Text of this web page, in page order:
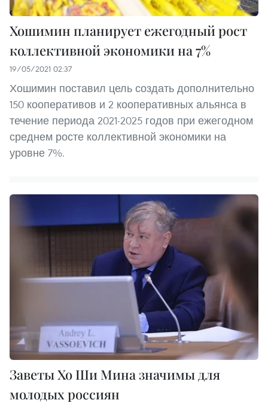
Хошимин планирует ежегодный рост
коллективной экономики на 7%
19/05/2021 02:37
Хошимин поставил цель создать дополнительно
150 кооперативов и 2 кооперативных альянса в
течение периода 2021-2025 годов при ежегодном
среднем росте коллективной экономики на
уровне 7%.
Заветы Хо Ши Мина значимы для
молодых россиян